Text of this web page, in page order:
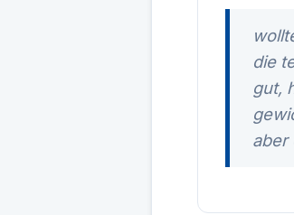
die
gut,
aber